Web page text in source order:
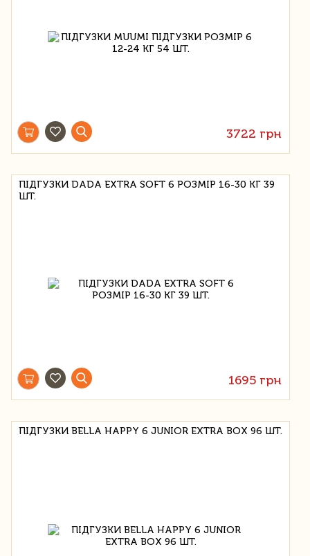
3722 грн
ПІДГУЗКИ DADA EXTRA SOFT 6 РОЗМІР 16-30 КГ 39
ШТ.
1695 грн
ПІДГУЗКИ BELLA HAPPY 6 JUNIOR EXTRA BOX 96 ШТ.